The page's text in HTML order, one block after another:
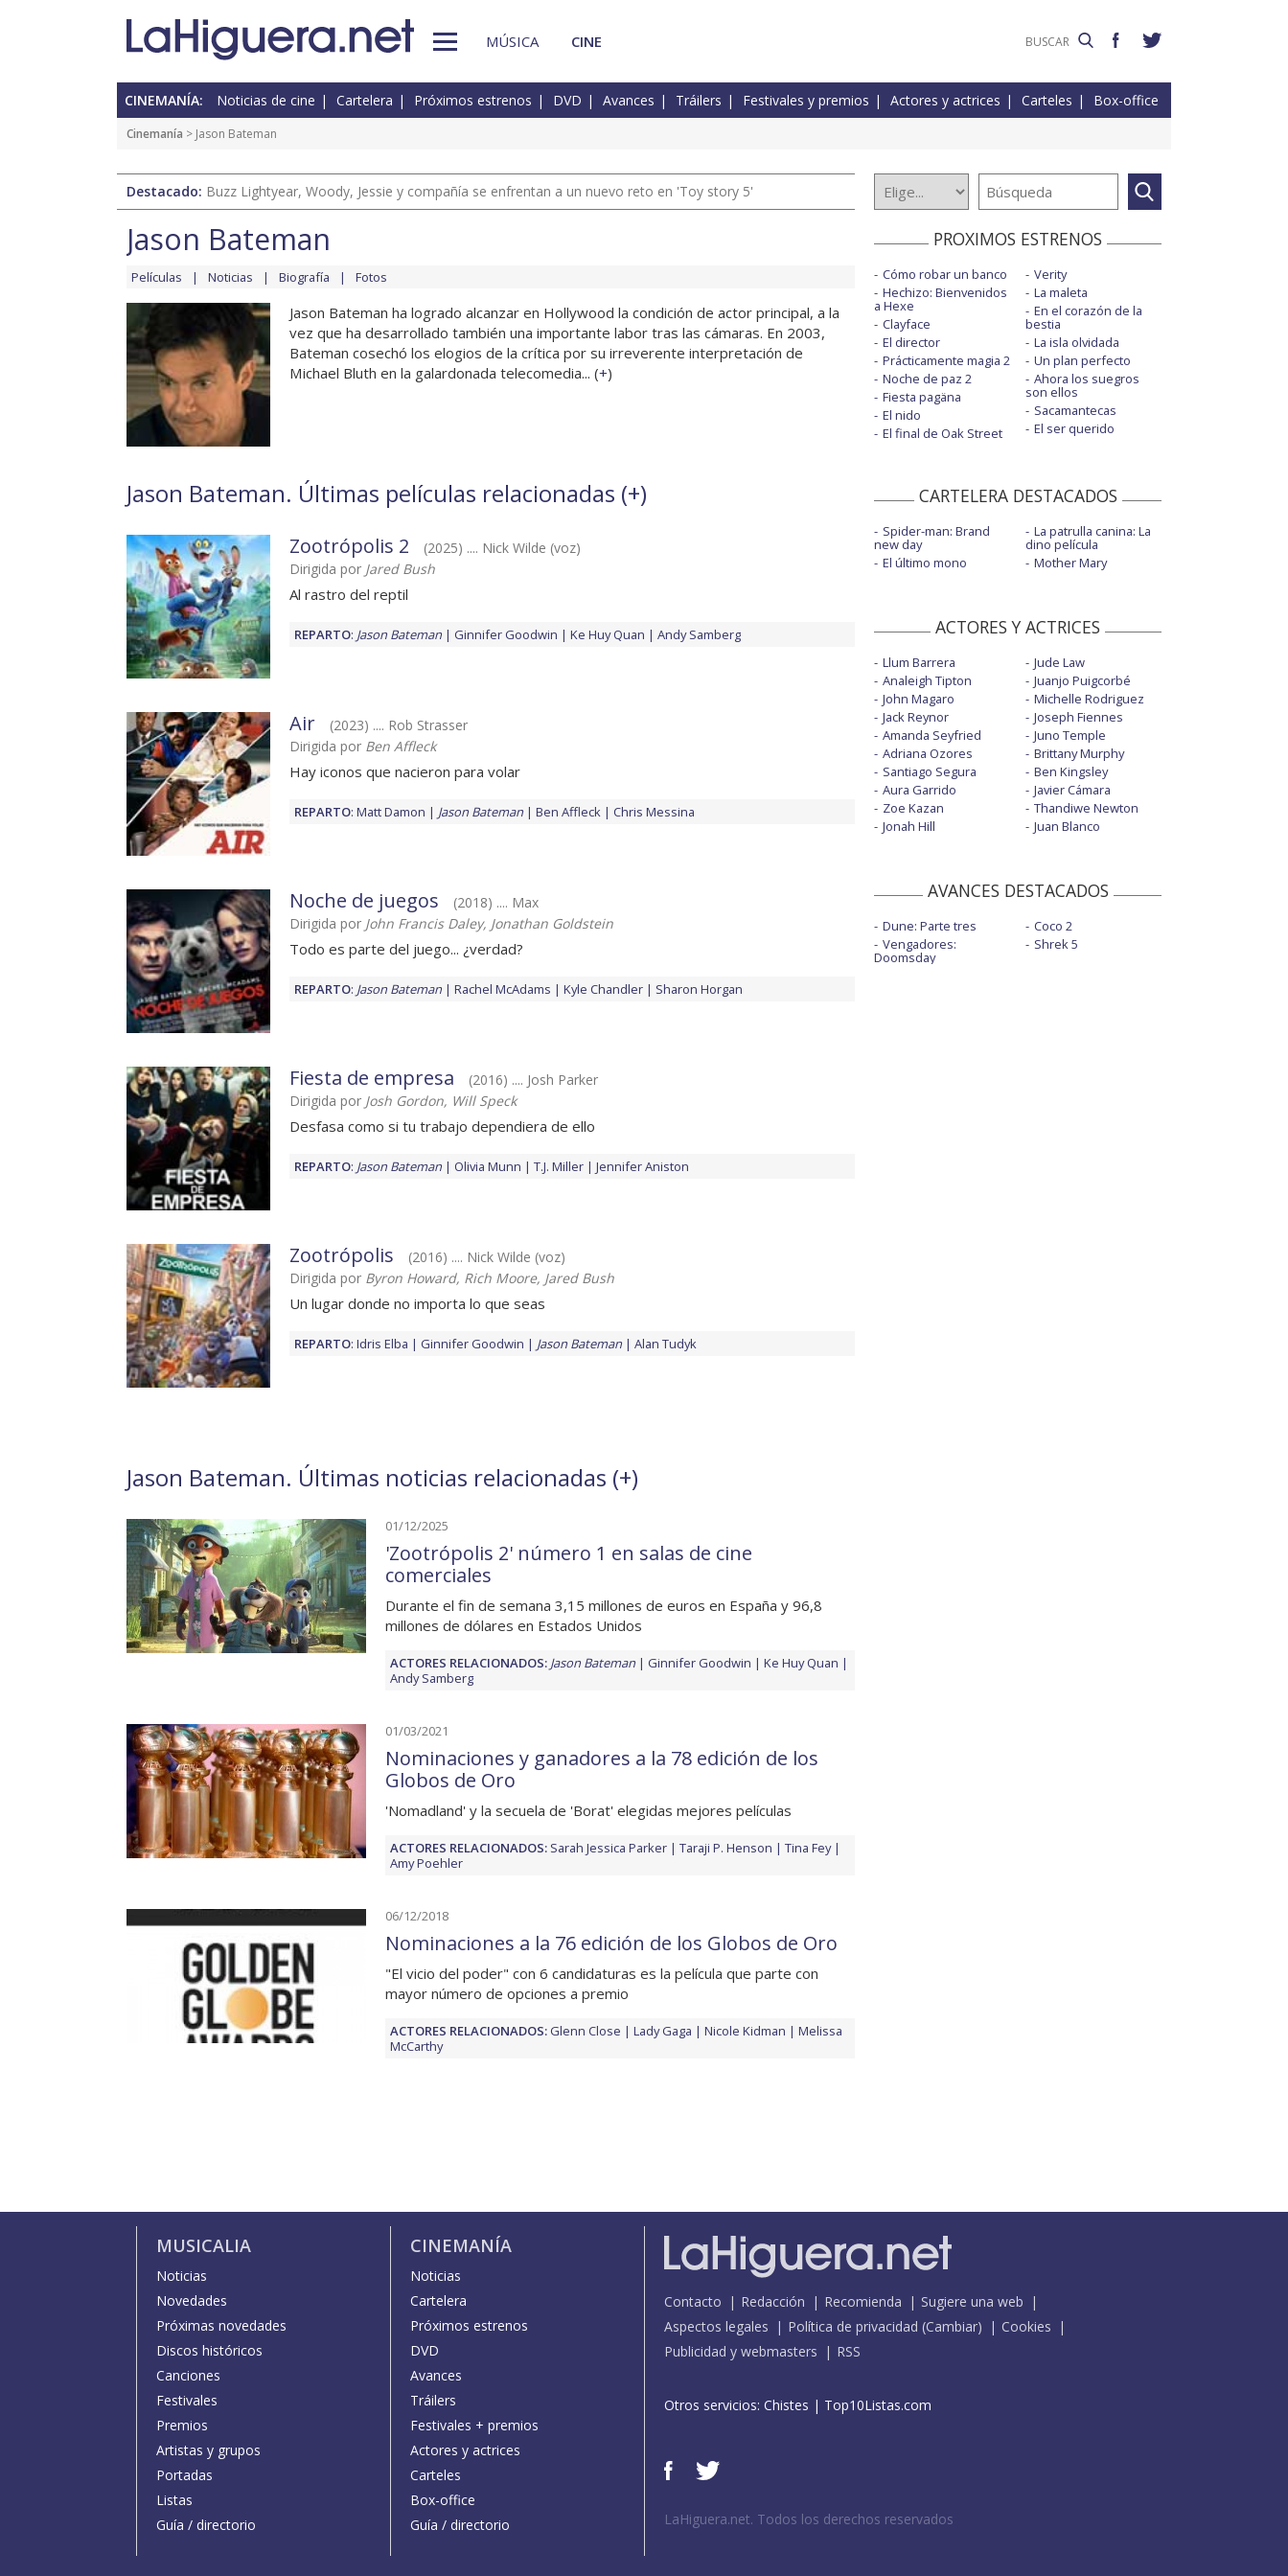
MÚSICA CINE
CINEMANÍA: Noticias de cine Cartelera Próximos estrenos DVD Avances Tráilers Festivales y premios Actores y actrices Carteles Box-office
Cinemanía > Jason Bateman
Destacado: Buzz Lightyear, Woody, Jessie y compañía se enfrentan a un nuevo reto en 'Toy story 5'
Jason Bateman
Películas Noticias Biografía Fotos
Jason Bateman ha logrado alcanzar en Hollywood la condición de actor principal, a la
vez que ha desarrollado también una importante labor tras las cámaras. En 2003,
Bateman cosechó los elogios de la crítica por su irreverente interpretación de
Michael Bluth en la galardonada telecomedia... (+)
Jason Bateman. Últimas películas relacionadas (+)
Zootrópolis 2
(2025) .... Nick Wilde (voz)
Dirigida por Jared Bush
Al rastro del reptil
REPARTO: Jason Bateman Ginnifer Goodwin Ke Huy Quan Andy Samberg
Air
(2023) .... Rob Strasser
Dirigida por Ben Affleck
Hay iconos que nacieron para volar
REPARTO: Matt Damon Jason Bateman Ben Affleck Chris Messina
Noche de juegos
(2018) .... Max
Dirigida por John Francis Daley, Jonathan Goldstein
Todo es parte del juego... ¿verdad?
REPARTO: Jason Bateman Rachel McAdams Kyle Chandler Sharon Horgan
Fiesta de empresa
(2016) .... Josh Parker
Dirigida por Josh Gordon, Will Speck
Desfasa como si tu trabajo dependiera de ello
REPARTO: Jason Bateman Olivia Munn T.J. Miller Jennifer Aniston
Zootrópolis
(2016) .... Nick Wilde (voz)
Dirigida por Byron Howard, Rich Moore, Jared Bush
Un lugar donde no importa lo que seas
REPARTO: Idris Elba Ginnifer Goodwin Jason Bateman Alan Tudyk
Jason Bateman. Últimas noticias relacionadas (+)
01/12/2025
'Zootrópolis 2' número 1 en salas de cine
comerciales
Durante el fin de semana 3,15 millones de euros en España y 96,8
millones de dólares en Estados Unidos
ACTORES RELACIONADOS: Jason Bateman Ginnifer Goodwin
Ke Huy Quan
Andy Samberg
01/03/2021
Nominaciones y ganadores a la 78 edición de los
Globos de Oro
'Nomadland' y la secuela de 'Borat' elegidas mejores películas
ACTORES RELACIONADOS: Sarah Jessica Parker Taraji P. Henson
Tina Fey
Amy Poehler
06/12/2018
Nominaciones a la 76 edición de los Globos de Oro
"El vicio del poder" con 6 candidaturas es la película que parte con
mayor número de opciones a premio
ACTORES RELACIONADOS: Glenn Close Lady Gaga Nicole Kidman
Melissa
McCarthy
PROXIMOS ESTRENOS
Cómo robar un banco
Hechizo: Bienvenidos
a Hexe
Clayface
El director
Prácticamente magia 2
Noche de paz 2
Fiesta pagäna
El nido
El final de Oak Street
Verity
La maleta
En el corazón de la
bestia
La isla olvidada
Un plan perfecto
Ahora los suegros
son ellos
Sacamantecas
El ser querido
CARTELERA DESTACADOS
Spider-man: Brand
new day
El último mono
La patrulla canina: La
dino película
Mother Mary
ACTORES Y ACTRICES
Llum Barrera
Analeigh Tipton
John Magaro
Jack Reynor
Amanda Seyfried
Adriana Ozores
Santiago Segura
Aura Garrido
Zoe Kazan
Jonah Hill
Jude Law
Juanjo Puigcorbé
Michelle Rodriguez
Joseph Fiennes
Juno Temple
Brittany Murphy
Ben Kingsley
Javier Cámara
Thandiwe Newton
Juan Blanco
AVANCES DESTACADOS
Dune: Parte tres
Vengadores:
Doomsday
Coco 2
Shrek 5
MUSICALIA
Noticias
Novedades
Próximas novedades
Discos históricos
Canciones
Festivales
Premios
Artistas y grupos
Portadas
Listas
Guía / directorio
CINEMANÍA
Noticias
Cartelera
Próximos estrenos
DVD
Avances
Tráilers
Festivales + premios
Actores y actrices
Carteles
Box-office
Guía / directorio
Contacto Redacción Recomienda
Sugiere una web
Aspectos legales
Política de privacidad (Cambiar)
Cookies
Publicidad y webmasters
RSS
Otros servicios: Chistes | Top10Listas.com
LaHiguera.net. Todos los derechos reservados